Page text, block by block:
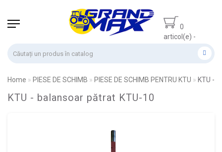
0
articol(e) -
Home PIESE DE SCHIMB PIESE DE SCHIMB PENTRU KTU KTU -
KTU - balansoar pătrat KTU-10